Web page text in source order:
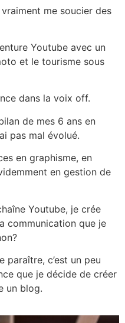
me soucier des
Youtube avec un
et le tourisme sous
dans la voix off.
de mes 6 ans en
pas mal évolué.
en graphisme, en
en gestion de
Youtube, je crée
communication que je
paraître, c’est un peu
que je décide de créer
un blog.